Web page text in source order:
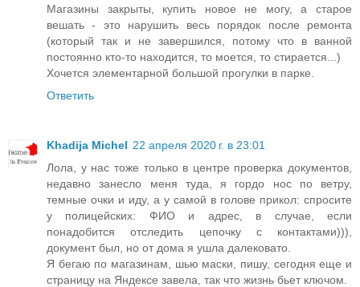
Магазины закрыты, купить новое не могу, а старое
вешать - это нарушить весь порядок после ремонта
(который так и не завершился, потому что в ванной
постоянно кто-то находится, то моется, то стирается...)
Хочется элементарной большой прогулки в парке.
Ответить
Khadija Michel 22 апреля 2020 г. в 23:01
Лола, у нас тоже только в центре проверка документов,
недавно занесло меня туда, я гордо нос по ветру,
темные очки и иду, а у самой в голове прикол: спросите
у полицейских: ФИО и адрес, в случае, если
понадобится отследить цепочку с контактами))),
документ был, но от дома я ушла далековато.
Я бегаю по магазинам, шью маски, пишу, сегодня еще и
страницу на Яндексе завела, так что жизнь бьет ключом.